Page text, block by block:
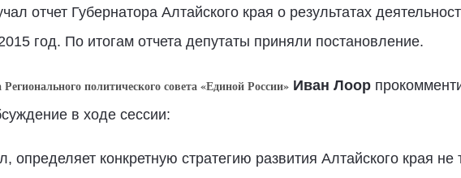
отчет Губернатора Алтайского края о результатах
год. По итогам отчета депутаты приняли постановление.
политического совета «Единой России»Иван Лоор
в ходе сессии:
определяет конкретную стратегию развития Алтайского края не